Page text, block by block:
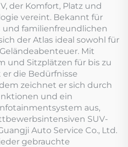
der Komfort, Platz und
vereint. Bekannt für
familienfreundlichen
der Atlas ideal sowohl für
Mit
und Sitzplätzen für bis zu
die Bedürfnisse
zeichnet er sich durch
und ein
aus,
SUV-
Auto Service Co., Ltd.
gebrauchte